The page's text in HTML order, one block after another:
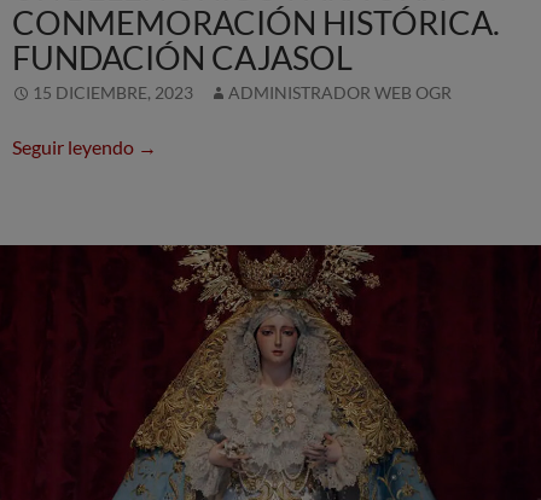
CONMEMORACIÓN HISTÓRICA.
FUNDACIÓN CAJASOL
15 DICIEMBRE, 2023 ADMINISTRADOR WEB OGR
Seguir leyendo Un Belén único para una conmemoración
→